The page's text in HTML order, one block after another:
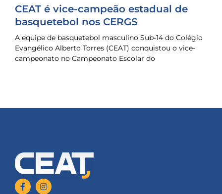
CEAT é vice-campeão estadual de
basquetebol nos CERGS
A equipe de basquetebol masculino Sub-14 do Colégio
Evangélico Alberto Torres (CEAT) conquistou o vice-
campeonato no Campeonato Escolar do